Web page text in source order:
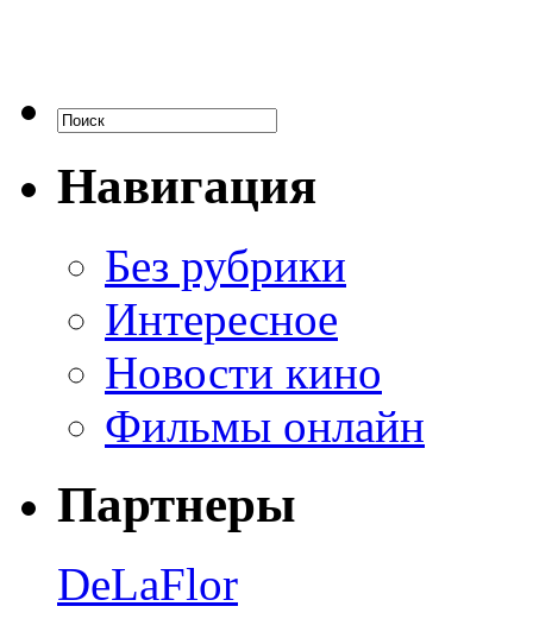
Навигация
Без рубрики
Интересное
Новости кино
Фильмы онлайн
Партнеры
DeLaFlor